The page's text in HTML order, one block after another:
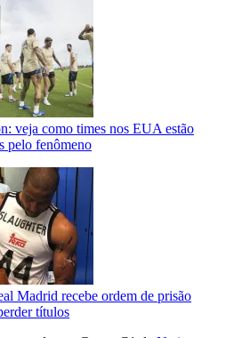
veja como times nos EUA estão
pelo fenômeno
Madrid recebe ordem de prisão
títulos